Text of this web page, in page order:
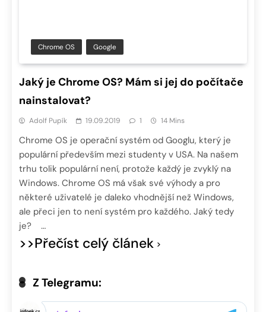
Chrome OS Google
Jaký je Chrome OS? Mám si jej do počítače
nainstalovat?
Adolf Pupík 19.09.2019 1 14 Mins
Chrome OS je operační systém od Googlu, který je
populární především mezi studenty v USA. Na našem
trhu tolik populární není, protože každý je zvyklý na
Windows. Chrome OS má však své výhody a pro
některé uživatelé je daleko vhodnější než Windows,
ale přeci jen to není systém pro každého. Jaký tedy
je? …
>>Přečíst celý článek
Z Telegramu: